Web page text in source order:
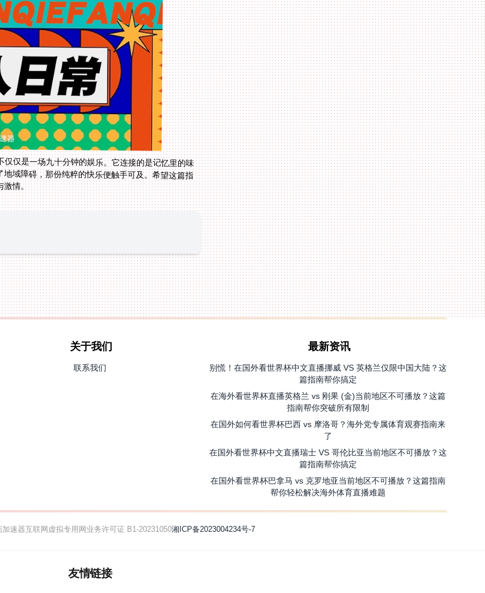
仅是一场九十分钟的娱乐。它连接的是记忆里的味
域障碍，那份纯粹的快乐便触手可及。希望这篇指
激情。
关于我们
联系我们
最新资讯
别慌！在国外看世界杯中文直播挪威 VS 英格兰仅限中国大陆？这
篇指南帮你搞定
在海外看世界杯直播英格兰 vs 刚果 (金)当前地区不可播放？这篇
指南帮你突破所有限制
在国外如何看世界杯巴西 vs 摩洛哥？海外党专属体育观赛指南来
了
在国外看世界杯中文直播瑞士 VS 哥伦比亚当前地区不可播放？这
篇指南帮你搞定
在国外看世界杯巴拿马 vs 克罗地亚当前地区不可播放？这篇指南
帮你轻松解决海外体育直播难题
速器互联网虚拟专用网业务许可证 B1-20231050湘ICP备2023004234号-7
友情链接